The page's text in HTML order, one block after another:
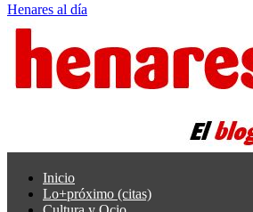
Henares al día
Inicio
Lo+próximo (citas)